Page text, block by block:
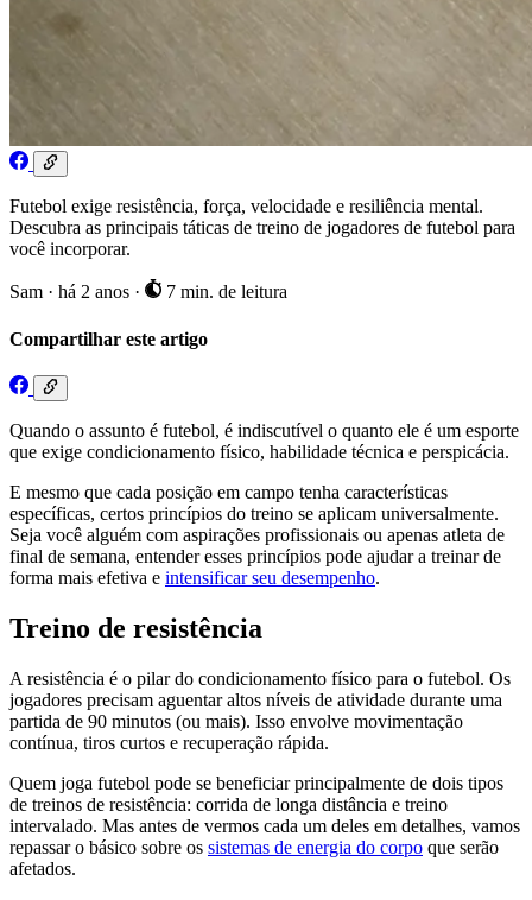
Futebol exige resistência, força, velocidade e resiliência mental.
Descubra as principais táticas de treino de jogadores de futebol para
você incorporar.
Sam · há 2 anos · 7 min. de leitura
Compartilhar este artigo
Quando o assunto é futebol, é indiscutível o quanto ele é um esporte
que exige condicionamento físico, habilidade técnica e perspicácia.
E mesmo que cada posição em campo tenha características
específicas, certos princípios do treino se aplicam universalmente.
Seja você alguém com aspirações profissionais ou apenas atleta de
final de semana, entender esses princípios pode ajudar a treinar de
forma mais efetiva e intensificar seu desempenho.
Treino de resistência
A resistência é o pilar do condicionamento físico para o futebol. Os
jogadores precisam aguentar altos níveis de atividade durante uma
partida de 90 minutos (ou mais). Isso envolve movimentação
contínua, tiros curtos e recuperação rápida.
Quem joga futebol pode se beneficiar principalmente de dois tipos
de treinos de resistência: corrida de longa distância e treino
intervalado. Mas antes de vermos cada um deles em detalhes, vamos
repassar o básico sobre os sistemas de energia do corpo que serão
afetados.